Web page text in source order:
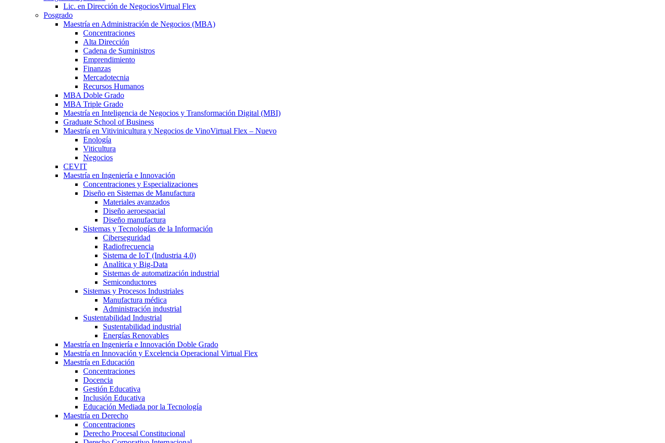
Lic. en Dirección de NegociosVirtual Flex
Posgrado
Maestría en Administración de Negocios (MBA)
Concentraciones
Alta Dirección
Cadena de Suministros
Emprendimiento
Finanzas
Mercadotecnia
Recursos Humanos
MBA Doble Grado
MBA Triple Grado
Maestría en Inteligencia de Negocios y Transformación Digital (MBI)
Graduate School of Business
Maestría en Vitivinicultura y Negocios de VinoVirtual Flex – Nuevo
Enología
Viticultura
Negocios
CEVIT
Maestría en Ingeniería e Innovación
Concentraciones y Especializaciones
Diseño en Sistemas de Manufactura
Materiales avanzados
Diseño aeroespacial
Diseño manufactura
Sistemas y Tecnologías de la Información
Ciberseguridad
Radiofrecuencia
Sistema de IoT (Industria 4.0)
Analítica y Big-Data
Sistemas de automatización industrial
Semiconductores
Sistemas y Procesos Industriales
Manufactura médica
Administración industrial
Sustentabilidad Industrial
Sustentabilidad industrial
Energías Renovables
Maestría en Ingeniería e Innovación Doble Grado
Maestría en Innovación y Excelencia Operacional Virtual Flex
Maestría en Educación
Concentraciones
Docencia
Gestión Educativa
Inclusión Educativa
Educación Mediada por la Tecnología
Maestría en Derecho
Concentraciones
Derecho Procesal Constitucional